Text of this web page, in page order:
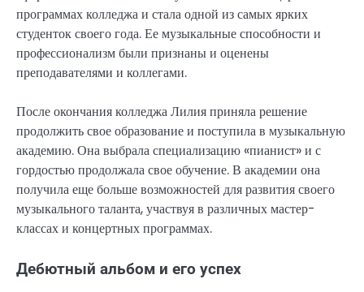
программах колледжа и стала одной из самых ярких
студенток своего года. Ее музыкальные способности и
профессионализм были признаны и оценены
преподавателями и коллегами.
После окончания колледжа Лилия приняла решение
продолжить свое образование и поступила в музыкальную
академию. Она выбрала специализацию «пианист» и с
гордостью продолжала свое обучение. В академии она
получила еще больше возможностей для развития своего
музыкального таланта, участвуя в различных мастер-
классах и концертных программах.
Дебютный альбом и его успех